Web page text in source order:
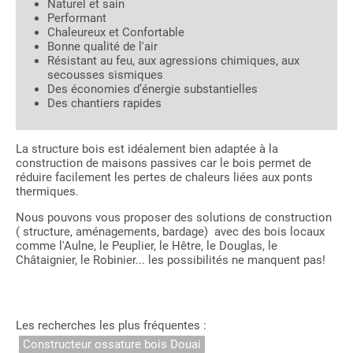
Naturel et sain
Performant
Chaleureux et Confortable
Bonne qualité de l'air
Résistant au feu, aux agressions chimiques, aux
secousses sismiques
Des économies d’énergie substantielles
Des chantiers rapides
La structure bois est idéalement bien adaptée à la
construction de maisons passives car le bois permet de
réduire facilement les pertes de chaleurs liées aux ponts
thermiques.
Nous pouvons vous proposer des solutions de construction
( structure, aménagements, bardage) avec des bois locaux
comme l'Aulne, le Peuplier, le Hêtre, le Douglas, le
Châtaignier, le Robinier... les possibilités ne manquent pas!
Les recherches les plus fréquentes :
Constructeur ossature bois Douai